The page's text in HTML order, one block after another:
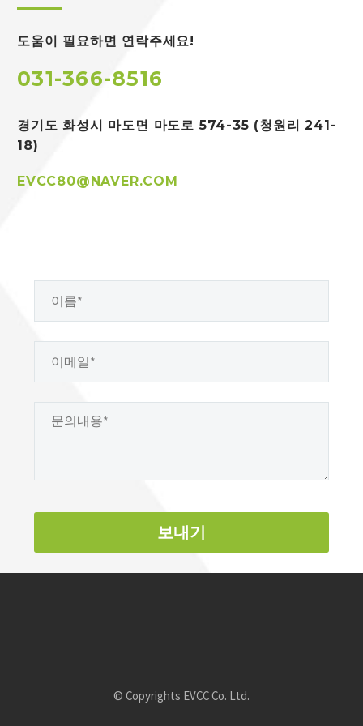
도움이 필요하면 연락주세요!
031-366-8516
경기도 화성시 마도면 마도로 574-35 (청원리 241-
18)
EVCC80@NAVER.COM
© Copyrights EVCC Co. Ltd.